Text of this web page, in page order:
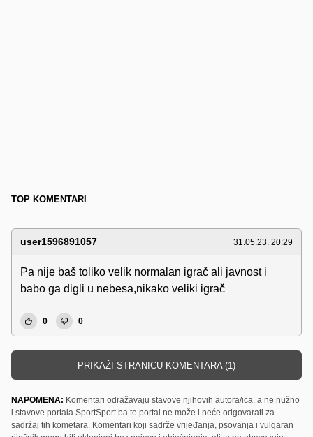
TOP KOMENTARI
user1596891057 31.05.23. 20:29
Pa nije baš toliko velik normalan igrač ali javnost i
babo ga digli u nebesa,nikako veliki igrač
0 0
PRIKAŽI STRANICU KOMENTARA (1)
NAPOMENA: Komentari odražavaju stavove njihovih autora/ica, a ne nužno
i stavove portala SportSport.ba te portal ne može i neće odgovarati za
sadržaj tih kometara. Komentari koji sadrže vrijeđanja, psovanja i vulgaran